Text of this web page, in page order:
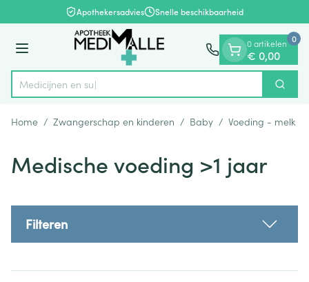
Ga naar de inhoudApothekersadvies Snelle beschikbaarheid
Menu
Product, merk, categorie... Zoek
0 artikelen
€ 0,00
0
Home / Zwangerschap en kinderen / Baby / Voeding - melk
Medische voeding >1 jaar
Filteren